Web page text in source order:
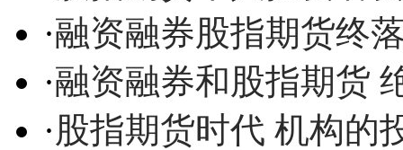
·融资融券股指期货终
·融资融券和股指期货
·股指期货时代 机构的